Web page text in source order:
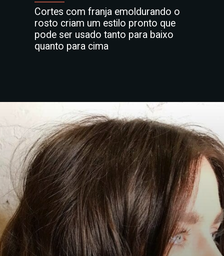
Cortes com franja emoldurando o
rosto criam um estilo pronto que
pode ser usado tanto para baixo
quanto para cima